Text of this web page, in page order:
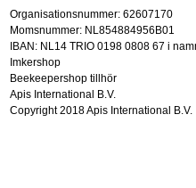
Organisationsnummer: 62607170
Momsnummer: NL854884956B01
IBAN: NL14 TRIO 0198 0808 67 i
Imkershop
Beekeepershop tillhör
Apis International B.V.
Copyright 2018Apis International B.V.